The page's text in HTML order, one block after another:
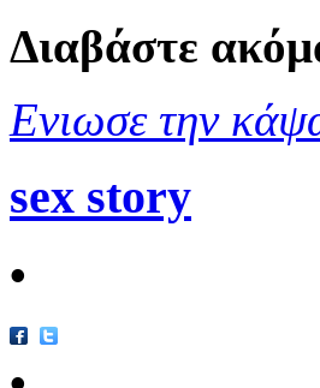
Διαβάστε
Ενιωσε την
sex story
•